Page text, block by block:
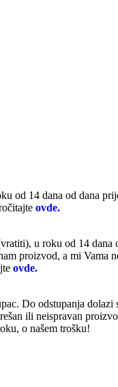
od 14 dana od dana
ovde.
u roku od 14 dana
proizvod, a mi Vama
ovde.
Do odstupanja dolazi
ili neispravan
o našem trošku!